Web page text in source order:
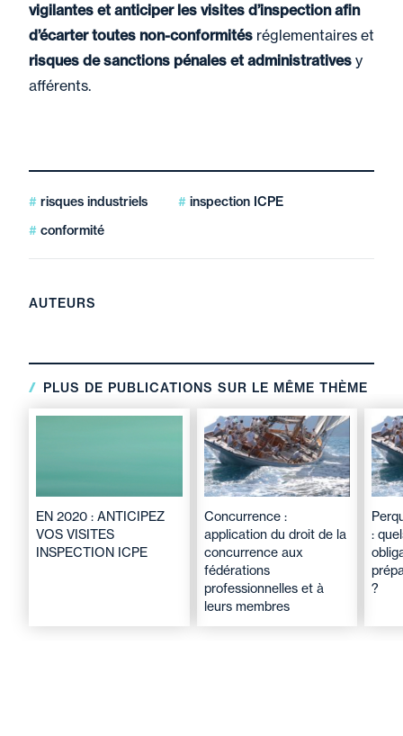
vigilantes et anticiper les visites d’inspection afin
d’écarter toutes non-conformités réglementaires et
risques de sanctions pénales et administratives y
afférents.
risques industriels
inspection ICPE
conformité
AUTEURS
PLUS DE PUBLICATIONS SUR LE MÊME THÈME
EN 2020 : ANTICIPEZ
VOS VISITES
INSPECTION ICPE
Concurrence :
application du droit de la
concurrence aux
fédérations
professionnelles et à
leurs membres
:
?